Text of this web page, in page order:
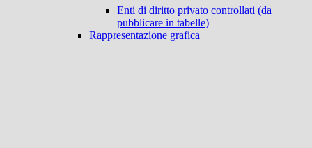
Enti di diritto privato controllati (da
pubblicare in tabelle)
Rappresentazione grafica